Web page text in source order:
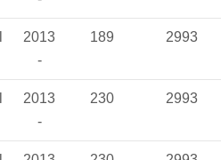
2013
-
189 2993
2013
-
230 2993